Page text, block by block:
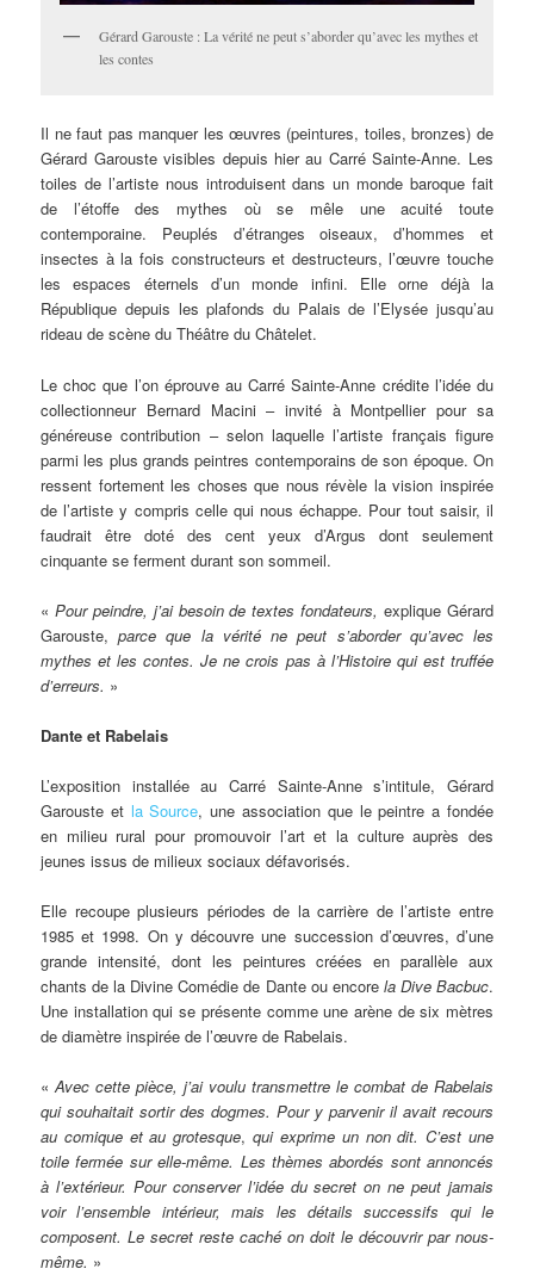
Gérard Garouste : La vérité ne peut s’aborder qu’avec les mythes et
les contes
Il ne faut pas manquer les œuvres (peintures, toiles, bronzes) de
Gérard Garouste visibles depuis hier au Carré Sainte-Anne. Les
toiles de l’artiste nous introduisent dans un monde baroque fait
de l’étoffe des mythes où se mêle une acuité toute
contemporaine. Peuplés d’étranges oiseaux, d’hommes et
insectes à la fois constructeurs et destructeurs, l’œuvre touche
les espaces éternels d’un monde infini. Elle orne déjà la
République depuis les plafonds du Palais de l’Elysée jusqu’au
rideau de scène du Théâtre du Châtelet.
Le choc que l’on éprouve au Carré Sainte-Anne crédite l’idée du
collectionneur Bernard Macini – invité à Montpellier pour sa
généreuse contribution – selon laquelle l’artiste français figure
parmi les plus grands peintres contemporains de son époque. On
ressent fortement les choses que nous révèle la vision inspirée
de l’artiste y compris celle qui nous échappe. Pour tout saisir, il
faudrait être doté des cent yeux d’Argus dont seulement
cinquante se ferment durant son sommeil.
« Pour peindre, j’ai besoin de textes fondateurs, explique Gérard
Garouste, parce que la vérité ne peut s’aborder qu’avec les
mythes et les contes. Je ne crois pas à l’Histoire qui est truffée
d’erreurs. »
Dante et Rabelais
L’exposition installée au Carré Sainte-Anne s’intitule, Gérard
Garouste et la Source, une association que le peintre a fondée
en milieu rural pour promouvoir l’art et la culture auprès des
jeunes issus de milieux sociaux défavorisés.
Elle recoupe plusieurs périodes de la carrière de l’artiste entre
1985 et 1998. On y découvre une succession d’œuvres, d’une
grande intensité, dont les peintures créées en parallèle aux
chants de la Divine Comédie de Dante ou encore la Dive Bacbuc.
Une installation qui se présente comme une arène de six mètres
de diamètre inspirée de l’œuvre de Rabelais.
«Avec cette pièce, j’ai voulu transmettre le combat de Rabelais
qui souhaitait sortir des dogmes. Pour y parvenir il avait recours
au comique et au grotesque,qui exprime un non dit. C’est une
toile fermée sur elle-même. Les thèmes abordés sont annoncés
à l’extérieur. Pour conserver l’idée du secret on ne peut jamais
voir l’ensemble intérieur, mais les détails successifs qui le
composent. Le secret reste caché on doit le découvrir par nous-
même. »